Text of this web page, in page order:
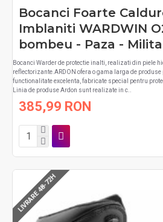
Bocanci Foarte
Imblaniti WARDWIN
bombeu - Paza -
Bocanci Warder de protectie inalti, realizati din piele
reflectorizante.ARDON ofera o gama larga de
functionalitate excelenta, fabricate special pentru
Linia de produse Ardon sunt realizate in c..
385,99 RON
LIVRARE 48-72H